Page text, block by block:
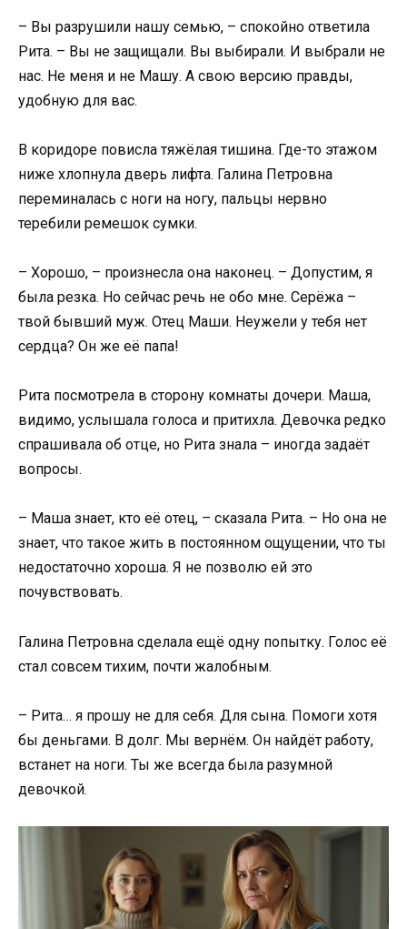
– Вы разрушили нашу семью, – спокойно ответила
Рита. – Вы не защищали. Вы выбирали. И выбрали не
нас. Не меня и не Машу. А свою версию правды,
удобную для вас.
В коридоре повисла тяжёлая тишина. Где-то этажом
ниже хлопнула дверь лифта. Галина Петровна
переминалась с ноги на ногу, пальцы нервно
теребили ремешок сумки.
– Хорошо, – произнесла она наконец. – Допустим, я
была резка. Но сейчас речь не обо мне. Серёжа –
твой бывший муж. Отец Маши. Неужели у тебя нет
сердца? Он же её папа!
Рита посмотрела в сторону комнаты дочери. Маша,
видимо, услышала голоса и притихла. Девочка редко
спрашивала об отце, но Рита знала – иногда задаёт
вопросы.
– Маша знает, кто её отец, – сказала Рита. – Но она не
знает, что такое жить в постоянном ощущении, что ты
недостаточно хороша. Я не позволю ей это
почувствовать.
Галина Петровна сделала ещё одну попытку. Голос её
стал совсем тихим, почти жалобным.
– Рита… я прошу не для себя. Для сына. Помоги хотя
бы деньгами. В долг. Мы вернём. Он найдёт работу,
встанет на ноги. Ты же всегда была разумной
девочкой.